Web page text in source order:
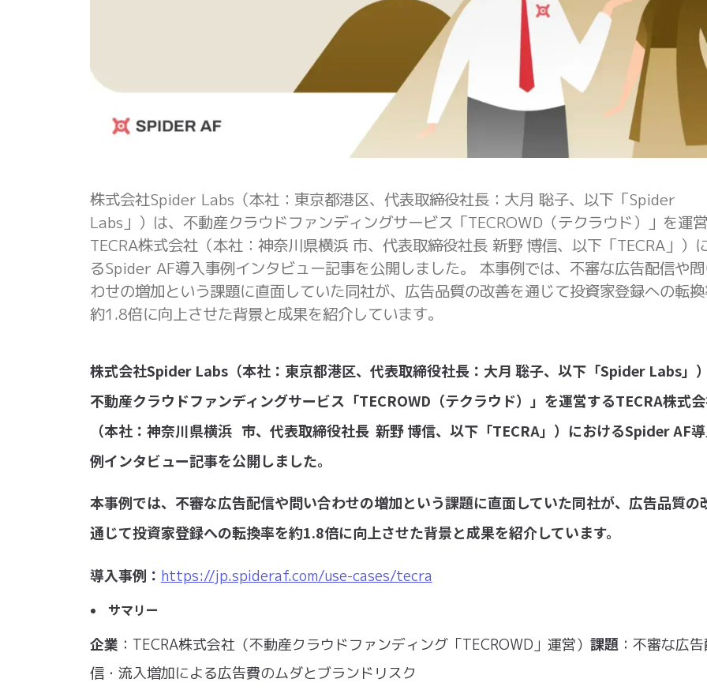
株式会社Spider Labs（本社：東京都港区、代表取締役社⻑：⼤⽉ 聡⼦、以下「Spider
Labs」）は、不動産クラウドファンディングサービス「TECROWD（テクラウド）」を運
TECRA株式会社（本社：神奈川県横浜 市、代表取締役社⻑ 新野 博信、以下「TECRA」）
るSpider AF導⼊事例インタビュー記事を公開しました。 本事例では、不審な広告配信や
わせの増加という課題に直⾯していた同社が、広告品質の改善を通じて投資家登録への転
約1.8倍に向上させた背景と成果を紹介しています。
株式会社Spider Labs（本社：東京都港区、代表取締役社⻑：⼤⽉ 聡⼦、以下「Spider Labs」
不動産クラウドファンディングサービス「TECROWD（テクラウド）」を運営するTECRA株式
（本社：神奈川県横浜 市、代表取締役社⻑ 新野 博信、以下「TECRA」）におけるSpider AF
例インタビュー記事を公開しました。
本事例では、不審な広告配信や問い合わせの増加という課題に直⾯していた同社が、広告品質の
通じて投資家登録への転換率を約1.8倍に向上させた背景と成果を紹介しています。
導⼊事例： https://jp.spideraf.com/use-cases/tecra
​サマリー
企業 ：TECRA株式会社（不動産クラウドファンディング「TECROWD」運営） 課題：不審な広
信・流⼊増加による広告費のムダとブランドリスク